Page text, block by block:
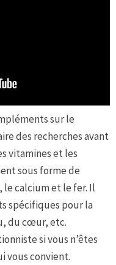
sur le
des recherches avant
vitamines et les
sous forme de
le calcium et le fer. Il
spécifiques pour la
du cœur, etc.
si vous n’êtes
vous convient.